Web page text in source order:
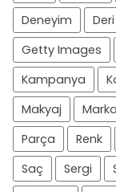
Deneyim
Deri
Getty Images
Kampanya
Makyaj
Marka
Parça
Renk
Saç
Sergi